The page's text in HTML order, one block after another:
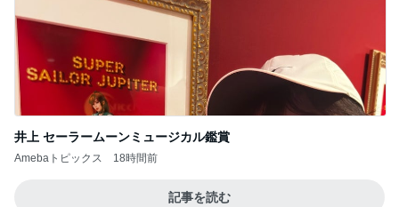
井上 セーラームーンミュージカル鑑賞
Amebaトピックス 18時間前
記事を読む